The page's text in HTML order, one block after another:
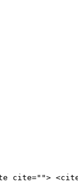
<cite>